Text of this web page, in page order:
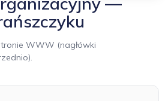
WWW (nagłówki